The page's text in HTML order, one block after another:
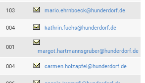
103 mario.ehrnboeck@hunderdorf.de
004 kathrin.fuchs@hunderdorf.de
001
margot.hartmannsgruber@hunderdorf.de
004 carmen.holzapfel@hunderdorf.de